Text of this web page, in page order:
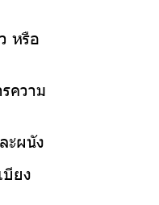
หรือ
ความ
ะผนัง
ยง